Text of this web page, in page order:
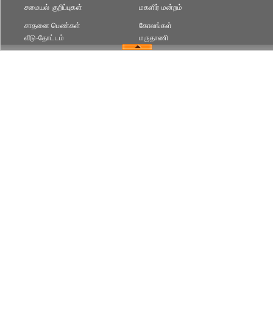
சமையல் குறிப்புகள்
மகளிர் மன்றம்
சாதனை பெண்கள்
வீடு-தோட்டம்
கோலங்கள்
மருதாணி